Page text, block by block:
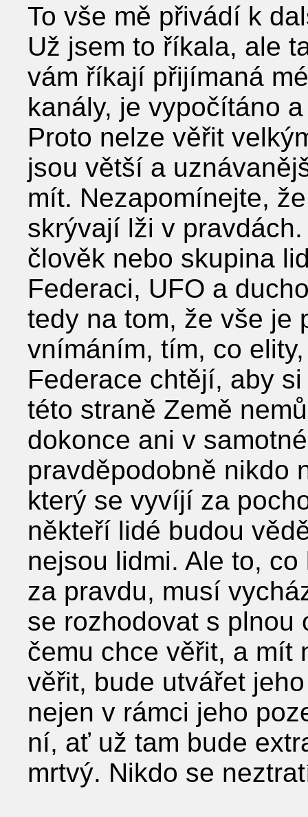
To vše mě přivádí k
Už jsem to říkala, ale
vám říkají přijímaná
kanály, je vypočítáno
Proto nelze věřit
jsou větší a
mít. Nezapomínejte,
skrývají lži v
člověk nebo skupina
Federaci, UFO a
tedy na tom, že vše je
vnímáním, tím, co
Federace chtějí, aby
této straně Země
dokonce ani v
pravděpodobně nikdo
který se vyvíjí za
někteří lidé budou
nejsou lidmi. Ale to,
za pravdu, musí
se rozhodovat s plnou
čemu chce věřit, a mít
věřit, bude utvářet
nejen v rámci jeho
ní, ať už tam bude
mrtvý. Nikdo se